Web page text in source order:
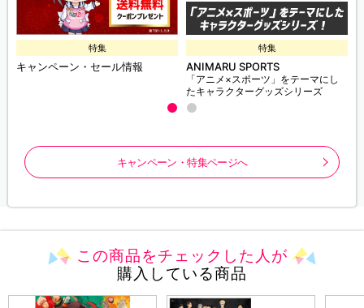
特集
キャンペーン・セール情報
特集
ANIMARU SPORTS
「アニメ×スポーツ」をテーマにし
たキャラクターグッズシリーズ
キャンペーン・特集ページへ
この商品をチェックした人が
購入している商品